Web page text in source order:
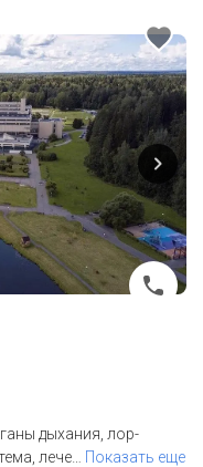
дыхания, лор-
лече
Показать еще